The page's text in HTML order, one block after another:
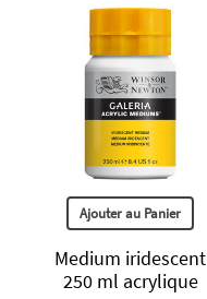
Ajouter au Panier
Medium iridescent
250 ml acrylique